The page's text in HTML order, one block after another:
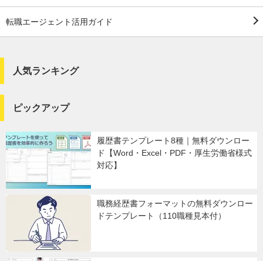
転職エージェント活用ガイド
人気ランキング
ピックアップ
履歴書テンプレート8種｜無料ダウンロー
ド【Word・Excel・PDF・厚生労働省様式
対応】
職務経歴書フォーマットの無料ダウンロー
ドテンプレート（110職種見本付）